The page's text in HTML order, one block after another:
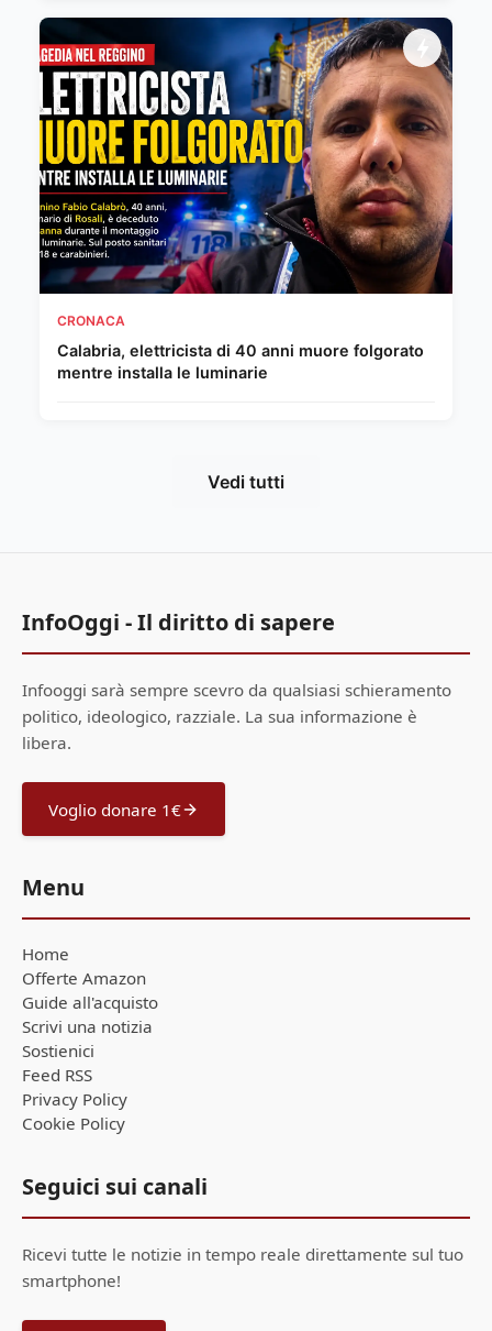
CRONACA
Calabria, elettricista di 40 anni muore folgorato
mentre installa le luminarie
Vedi tutti
InfoOggi - Il diritto di sapere
Infooggi sarà sempre scevro da qualsiasi schieramento
politico, ideologico, razziale. La sua informazione è
libera.
Voglio donare 1€
Menu
Home
Offerte Amazon
Guide all'acquisto
Scrivi una notizia
Sostienici
Feed RSS
Privacy Policy
Cookie Policy
Seguici sui canali
Ricevi tutte le notizie in tempo reale direttamente sul tuo
smartphone!